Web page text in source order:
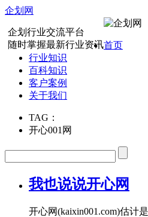
企划网
企划行业交流平台
随时掌握最新行业资讯首页
行业知识
百科知识
客户案例
关于我们
TAG：
开心001网
我也说说开心网
开心网(kaixin001.com)估计